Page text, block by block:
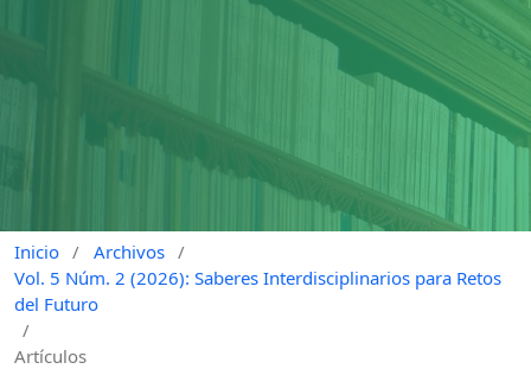
Inicio / Archivos /
Vol. 5 Núm. 2 (2026): Saberes Interdisciplinarios para Retos
del Futuro
/
Artículos